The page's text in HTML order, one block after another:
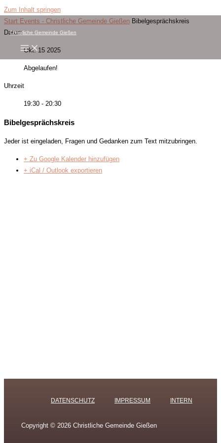
Zum Inhalt springen
Christliche Gemeinde Gießen
Start Events - Christliche Gemeinde Gießen Bibelgesprächskreis
Datum
Okt. 15 2025
Abgelaufen!
Uhrzeit
19:30 - 20:30
Bibelgesprächskreis
Jeder ist eingeladen, Fragen und Gedanken zum Text mitzubringen.
+ Zu Google Kalender hinzufügen
+ iCal / Outlook exportieren
DATENSCHUTZ IMPRESSUM INTERN
Copyright © 2026 Christliche Gemeinde Gießen